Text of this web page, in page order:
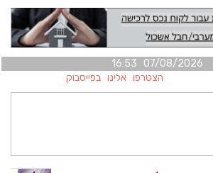
07/08/2026 16:53
הצטרפו אלינו בפייסבוק